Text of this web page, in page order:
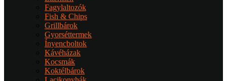
Fagylaltozók
Fish & Chips
Grillbárok
Gyorséttermek
Ínyencboltok
Kávéházak
Kocsmák
Koktélbárok